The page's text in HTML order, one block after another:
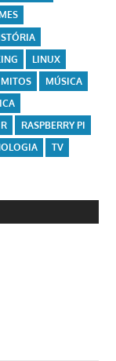
LINUX
MITOS
MÚSICA
R
RASPBERRY PI
TV